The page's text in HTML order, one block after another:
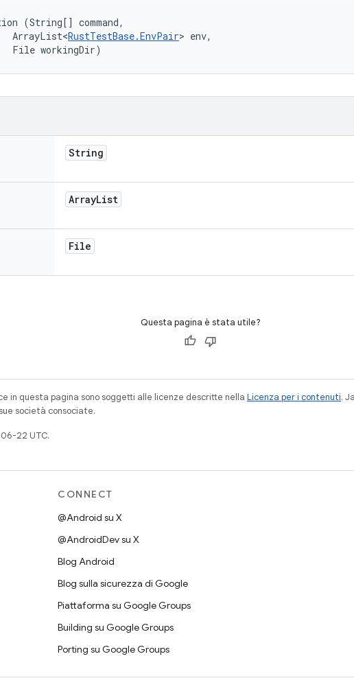
(String[] command,
ArrayList<
RustTestBase.EnvPair> env,
File workingDir)
String
ArrayList
File
Questa pagina è stata utile?
in questa pagina sono soggetti alle licenze descritte nella Licenza per i contenuti.
società consociate.
22 UTC.
CONNECT
@Android su X
@AndroidDev su X
Blog Android
Blog sulla sicurezza di Google
Piattaforma su Google Groups
Building su Google Groups
Porting su Google Groups